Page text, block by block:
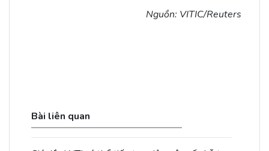
Nguồn: VITIC/Reuters
Bài liên quan